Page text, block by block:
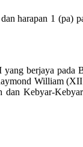
harapan 1 (pa)
berjaya pada
William
Kebyar-Kebyar